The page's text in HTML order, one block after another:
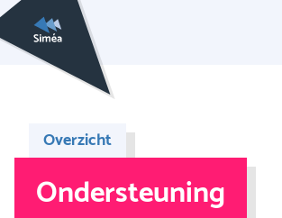
Overzicht
Ondersteuning